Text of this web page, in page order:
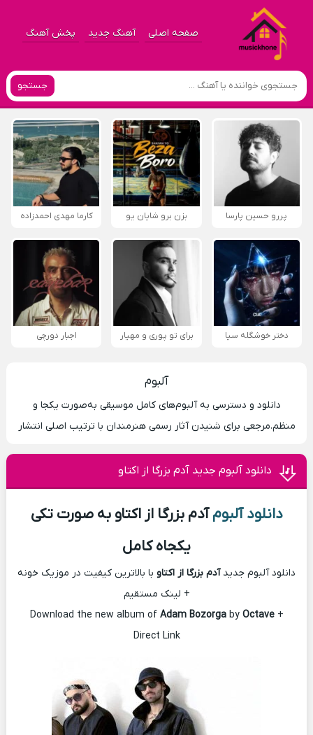
صفحه اصلی آهنگ جدید پخش آهنگ
جستجو
پررو حسین پارسا بزن برو شایان یو کارما مهدی احمدزاده
دختر خوشگله سیا برای تو پوری و مهیار اجبار دورچی
آلبوم
دانلود و دسترسی به آلبوم‌های کامل موسیقی به‌صورت یکجا و
منظم.مرجعی برای شنیدن آثار رسمی هنرمندان با ترتیب اصلی انتشار
دانلود آلبوم جدید آدم بزرگا از اکتاو
دانلود آلبومآدم بزرگا از اکتاو به صورت تکی
یکجاه کامل
دانلود آلبوم جدیدآدم بزرگا از اکتاو با بالاترین کیفیت در موزیک خونه
+ لینک مستقیم
Download the new album of Adam Bozorgaby Octave+
Direct Link